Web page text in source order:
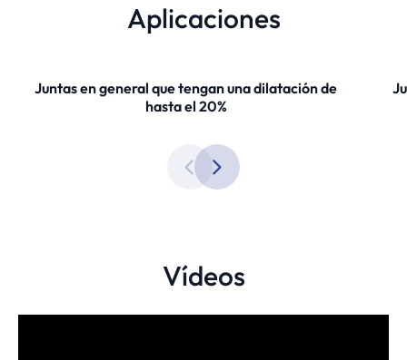
Aplicaciones
Juntas en general que tengan una dilatación de
hasta el 20%
Vídeos